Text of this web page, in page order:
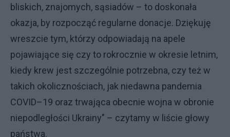
bliskich, znajomych, sąsiadów – to doskonała
okazja, by rozpocząć regularne donacje. Dziękuję
wreszcie tym, którzy odpowiadają na apele
pojawiające się czy to rokrocznie w okresie letnim,
kiedy krew jest szczególnie potrzebna, czy też w
takich okolicznościach, jak niedawna pandemia
COVID–19 oraz trwająca obecnie wojna w obronie
niepodległości Ukrainy" – czytamy w liście głowy
państwa.